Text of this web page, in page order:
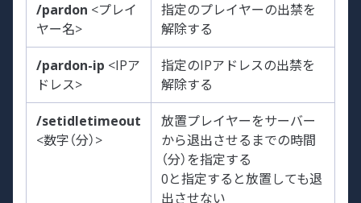
/pardon <プレイ
ヤー名>
指定のプレイヤーの出禁を
解除する
/pardon-ip <IPア
ドレス>
指定のIPアドレスの出禁を
解除する
/setidletimeout
<数字（分）>
放置プレイヤーをサーバー
から退出させるまでの時間
（分）を指定する
0と指定すると放置しても退
出させない